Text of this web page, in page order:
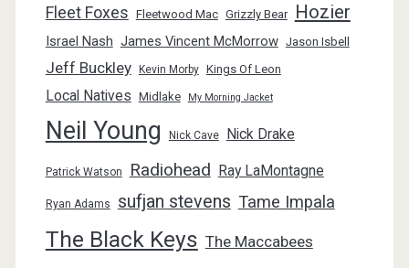
Fleet Foxes Fleetwood Mac Grizzly Bear Hozier
Israel Nash James Vincent McMorrow Jason Isbell
Jeff Buckley Kevin Morby Kings Of Leon
Local Natives Midlake My Morning Jacket
Neil Young Nick Cave Nick Drake
Patrick Watson Radiohead Ray LaMontagne
Ryan Adams sufjan stevens Tame Impala
The Black Keys The Maccabees